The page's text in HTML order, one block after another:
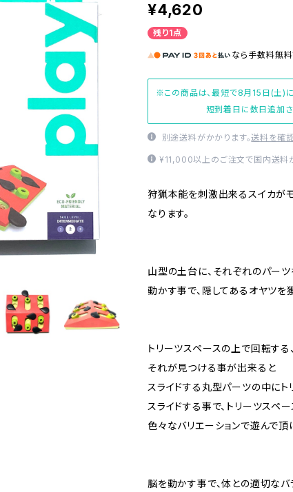
¥4,620
残り1点
なら 手数料無料
※この商品は、最短で8月15日(土)に
短到着日に数日追加さ
別途送料がかかります。送料を確
¥11,000以上のご注文で国内送料
狩猟本能を刺激出来るスイカが
なります。
山型の土台に、それぞれのパー
動かす事で、隠してあるオヤツを
トリーツスペースの上で回転す
それが見つける事が出来ると
スライドする丸型パーツの中にト
スライドする事で、トリーツスペ
色々なバリエーションで遊んで頂
脳を動かす事で、体との適切な